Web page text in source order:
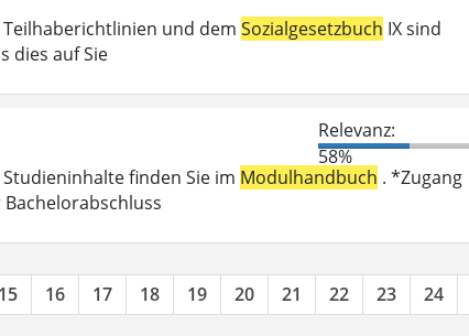
und dem Sozialgesetzbuch IX sind
dies auf Sie
Relevanz:
58%
finden Sie im Modulhandbuch . *Zugang
15 16 17 18 19 20 21 22 23 24